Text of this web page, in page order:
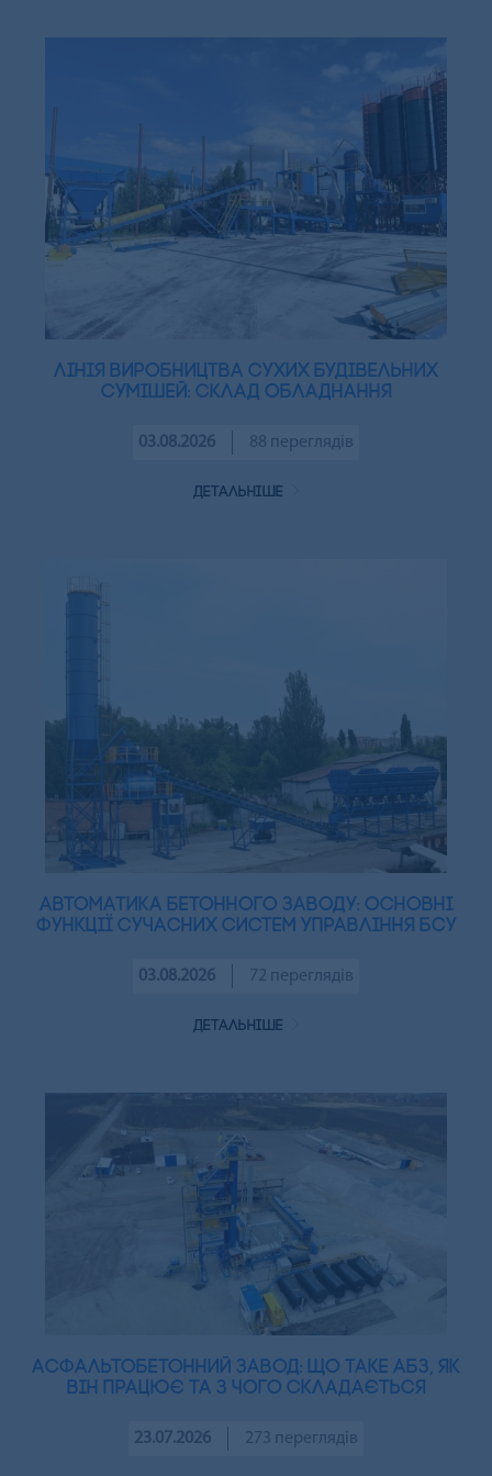
Лінія виробництва сухих будівельних
сумішей: склад обладнання
03.08.2026 88 переглядів
детальніше
Автоматика бетонного заводу: основні
функції сучасних систем управління БСУ
03.08.2026 72 переглядів
детальніше
Асфальтобетонний завод: що таке АБЗ, як
він працює та з чого складається
23.07.2026 273 переглядів